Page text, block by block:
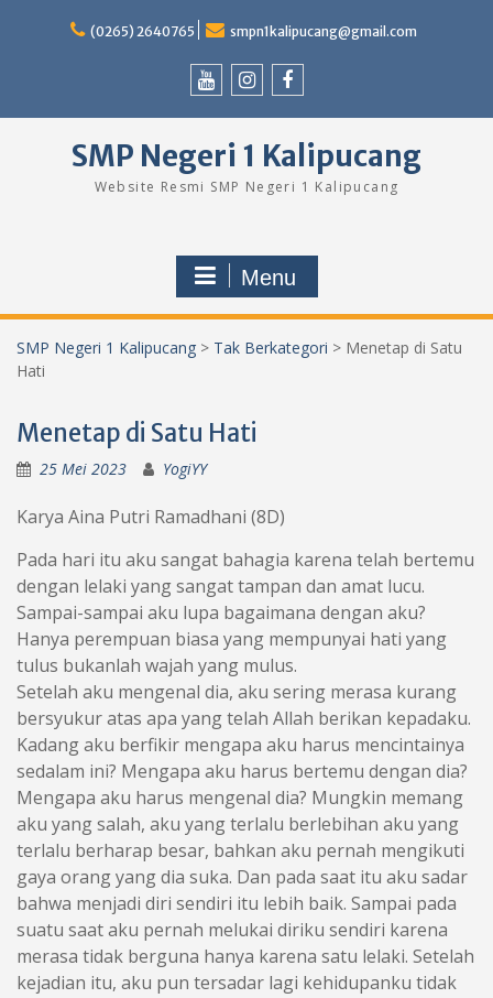
(0265) 2640765 smpn1kalipucang@gmail.com
SMP Negeri 1 Kalipucang
Website Resmi SMP Negeri 1 Kalipucang
Menu
SMP Negeri 1 Kalipucang > Tak Berkategori > Menetap di Satu
Hati
Menetap di Satu Hati
25 Mei 2023 YogiYY
Karya Aina Putri Ramadhani (8D)
Pada hari itu aku sangat bahagia karena telah bertemu
dengan lelaki yang sangat tampan dan amat lucu.
Sampai-sampai aku lupa bagaimana dengan aku?
Hanya perempuan biasa yang mempunyai hati yang
tulus bukanlah wajah yang mulus.
Setelah aku mengenal dia, aku sering merasa kurang
bersyukur atas apa yang telah Allah berikan kepadaku.
Kadang aku berfikir mengapa aku harus mencintainya
sedalam ini? Mengapa aku harus bertemu dengan dia?
Mengapa aku harus mengenal dia? Mungkin memang
aku yang salah, aku yang terlalu berlebihan aku yang
terlalu berharap besar, bahkan aku pernah mengikuti
gaya orang yang dia suka. Dan pada saat itu aku sadar
bahwa menjadi diri sendiri itu lebih baik. Sampai pada
suatu saat aku pernah melukai diriku sendiri karena
merasa tidak berguna hanya karena satu lelaki. Setelah
kejadian itu, aku pun tersadar lagi kehidupanku tidak